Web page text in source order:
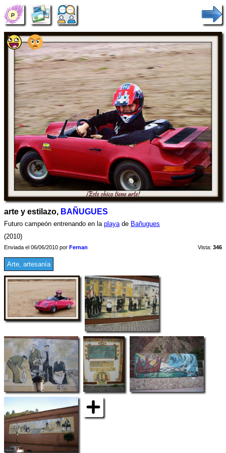
arte y estilazo, BAÑUGUES
Futuro campeón entrenando en la playade Bañugues
(2010)
Enviada el 06/06/2010 por Fernan Vista: 346
Arte, artesanía